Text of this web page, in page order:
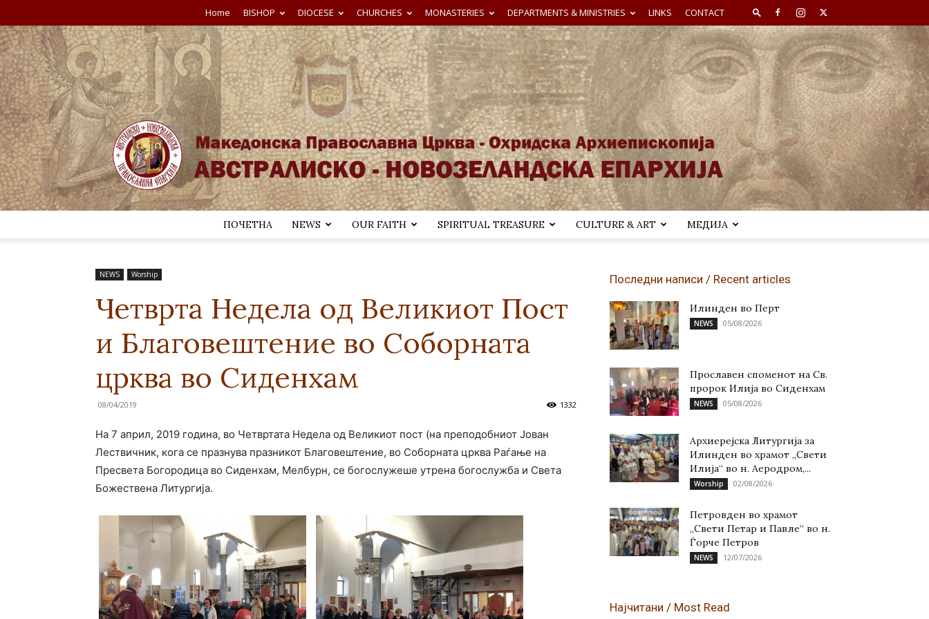
Home BISHOP DIOCESE CHURCHES MONASTERIES DEPARTMENTS & MINISTRIES LINKS CONTACT
новозеландска
Епархија
ПОЧЕТНА NEWS OUR FAITH SPIRITUAL TREASURE CULTURE & ART МЕДИЈА
NEWS Worship
Четврта Недела од Великиот Пост
и Благовештение во Соборната
црква во Сиденхам
08/04/2019 1332
На 7 април, 2019 година, во Четвртата Недела од Великиот пост (на преподобниот Јован
Лествичник, кога се празнува празникот Благовештение, во Соборната црква Раѓање на
Пресвета Богородица во Сиденхам, Мелбурн, се богослужеше утрена богослужба и Света
Божествена Литургија.
Последни написи / Recent articles
Илинден во Перт
NEWS 05/08/2026
Прославен споменот на Св.
пророк Илија во Сиденхам
NEWS 05/08/2026
Архиерејска Литургија за
Илинден во храмот „Свети
Илија“ во н. Аеродром,...
Worship 02/08/2026
Петровден во храмот
„Свети Петар и Павле“ во н.
Ѓорче Петров
NEWS 12/07/2026
Најчитани / Most Read